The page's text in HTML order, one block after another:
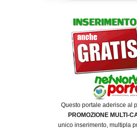
Questo portale aderisce al
PROMOZIONE MULTI-
unico inserimento, multipla